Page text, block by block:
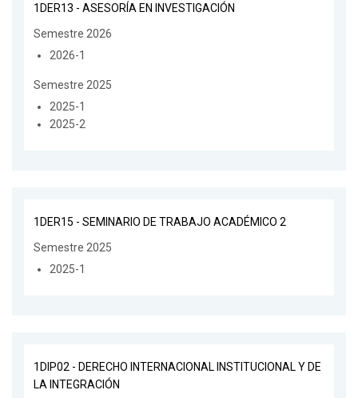
1DER13 - ASESORÍA EN INVESTIGACIÓN
Semestre 2026
2026-1
Semestre 2025
2025-1
2025-2
1DER15 - SEMINARIO DE TRABAJO ACADÉMICO 2
Semestre 2025
2025-1
1DIP02 - DERECHO INTERNACIONAL INSTITUCIONAL Y DE
LA INTEGRACIÓN